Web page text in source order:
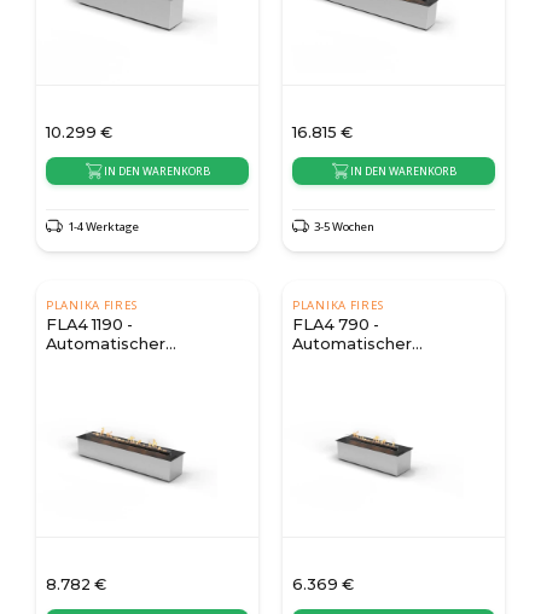
10.299 €
IN DEN WARENKORB
1-4 Werktage
16.815 €
IN DEN WARENKORB
3-5 Wochen
PLANIKA FIRES
FLA4 1190 -
Automatischer
8.782 €
PLANIKA FIRES
FLA4 790 -
Automatischer
6.369 €